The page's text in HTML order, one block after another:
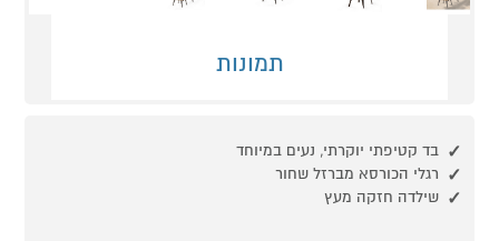
תמונות
בד קטיפתי יוקרתי, נעים במיוחד
רגלי הכורסא מברזל שחור
שילדה חזקה מעץ